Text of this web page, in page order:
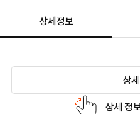
상세정보
상
상세 정